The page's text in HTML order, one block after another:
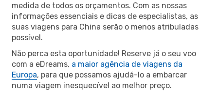
medida de todos os orçamentos. Com as nossas
informações essenciais e dicas de especialistas, as
suas viagens para China serão o menos atribuladas
possível.
Não perca esta oportunidade! Reserve já o seu voo
com a eDreams, a maior agência de viagens da
Europa, para que possamos ajudá-lo a embarcar
numa viagem inesquecível ao melhor preço.